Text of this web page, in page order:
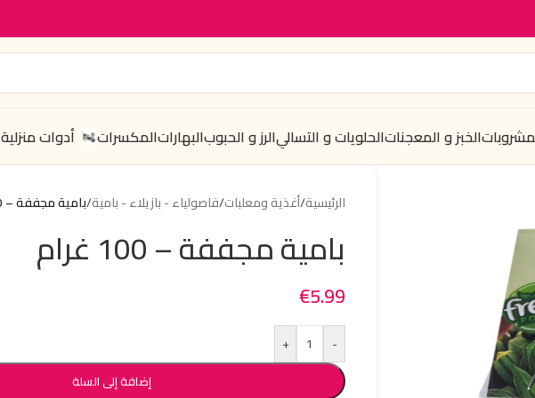
الخبز و المعجناتالحلويات و التساليالرز و الحبوبالبهاراتالمكسرات أدوات منزلية
الرئيسية/أغذية ومعلبات/فاصولياء - بازيلاء - بامية/بامية مجففة – 100 غرام
بامية مجففة – 100 غرام
€5.99
-
+
إضافة إلى السلة